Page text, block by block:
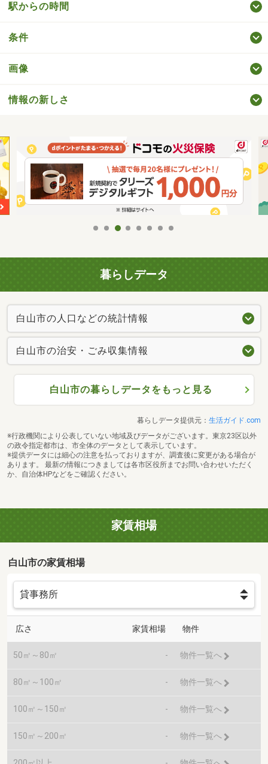
駅からの時間
条件
画像
情報の新しさ
暮らしデータ
白山市の人口などの統計情報
白山市の治安・ごみ収集情報
白山市の暮らしデータをもっと見る
暮らしデータ提供元： 生活ガイド.com
※行政機関により公表していない地域及びデータがございます。東京23区以外
の政令指定都市は、市全体のデータとして表示しています。
※提供データには細心の注意を払っておりますが、調査後に変更がある場合が
あります。 最新の情報につきましては各市区役所までお問い合わせいただく
か、自治体HPなどをご確認ください。
家賃相場
白山市の家賃相場
広さ 家賃相場 物件
50㎡～80㎡ - 物件一覧へ
80㎡～100㎡ - 物件一覧へ
100㎡～150㎡ - 物件一覧へ
150㎡～200㎡ - 物件一覧へ